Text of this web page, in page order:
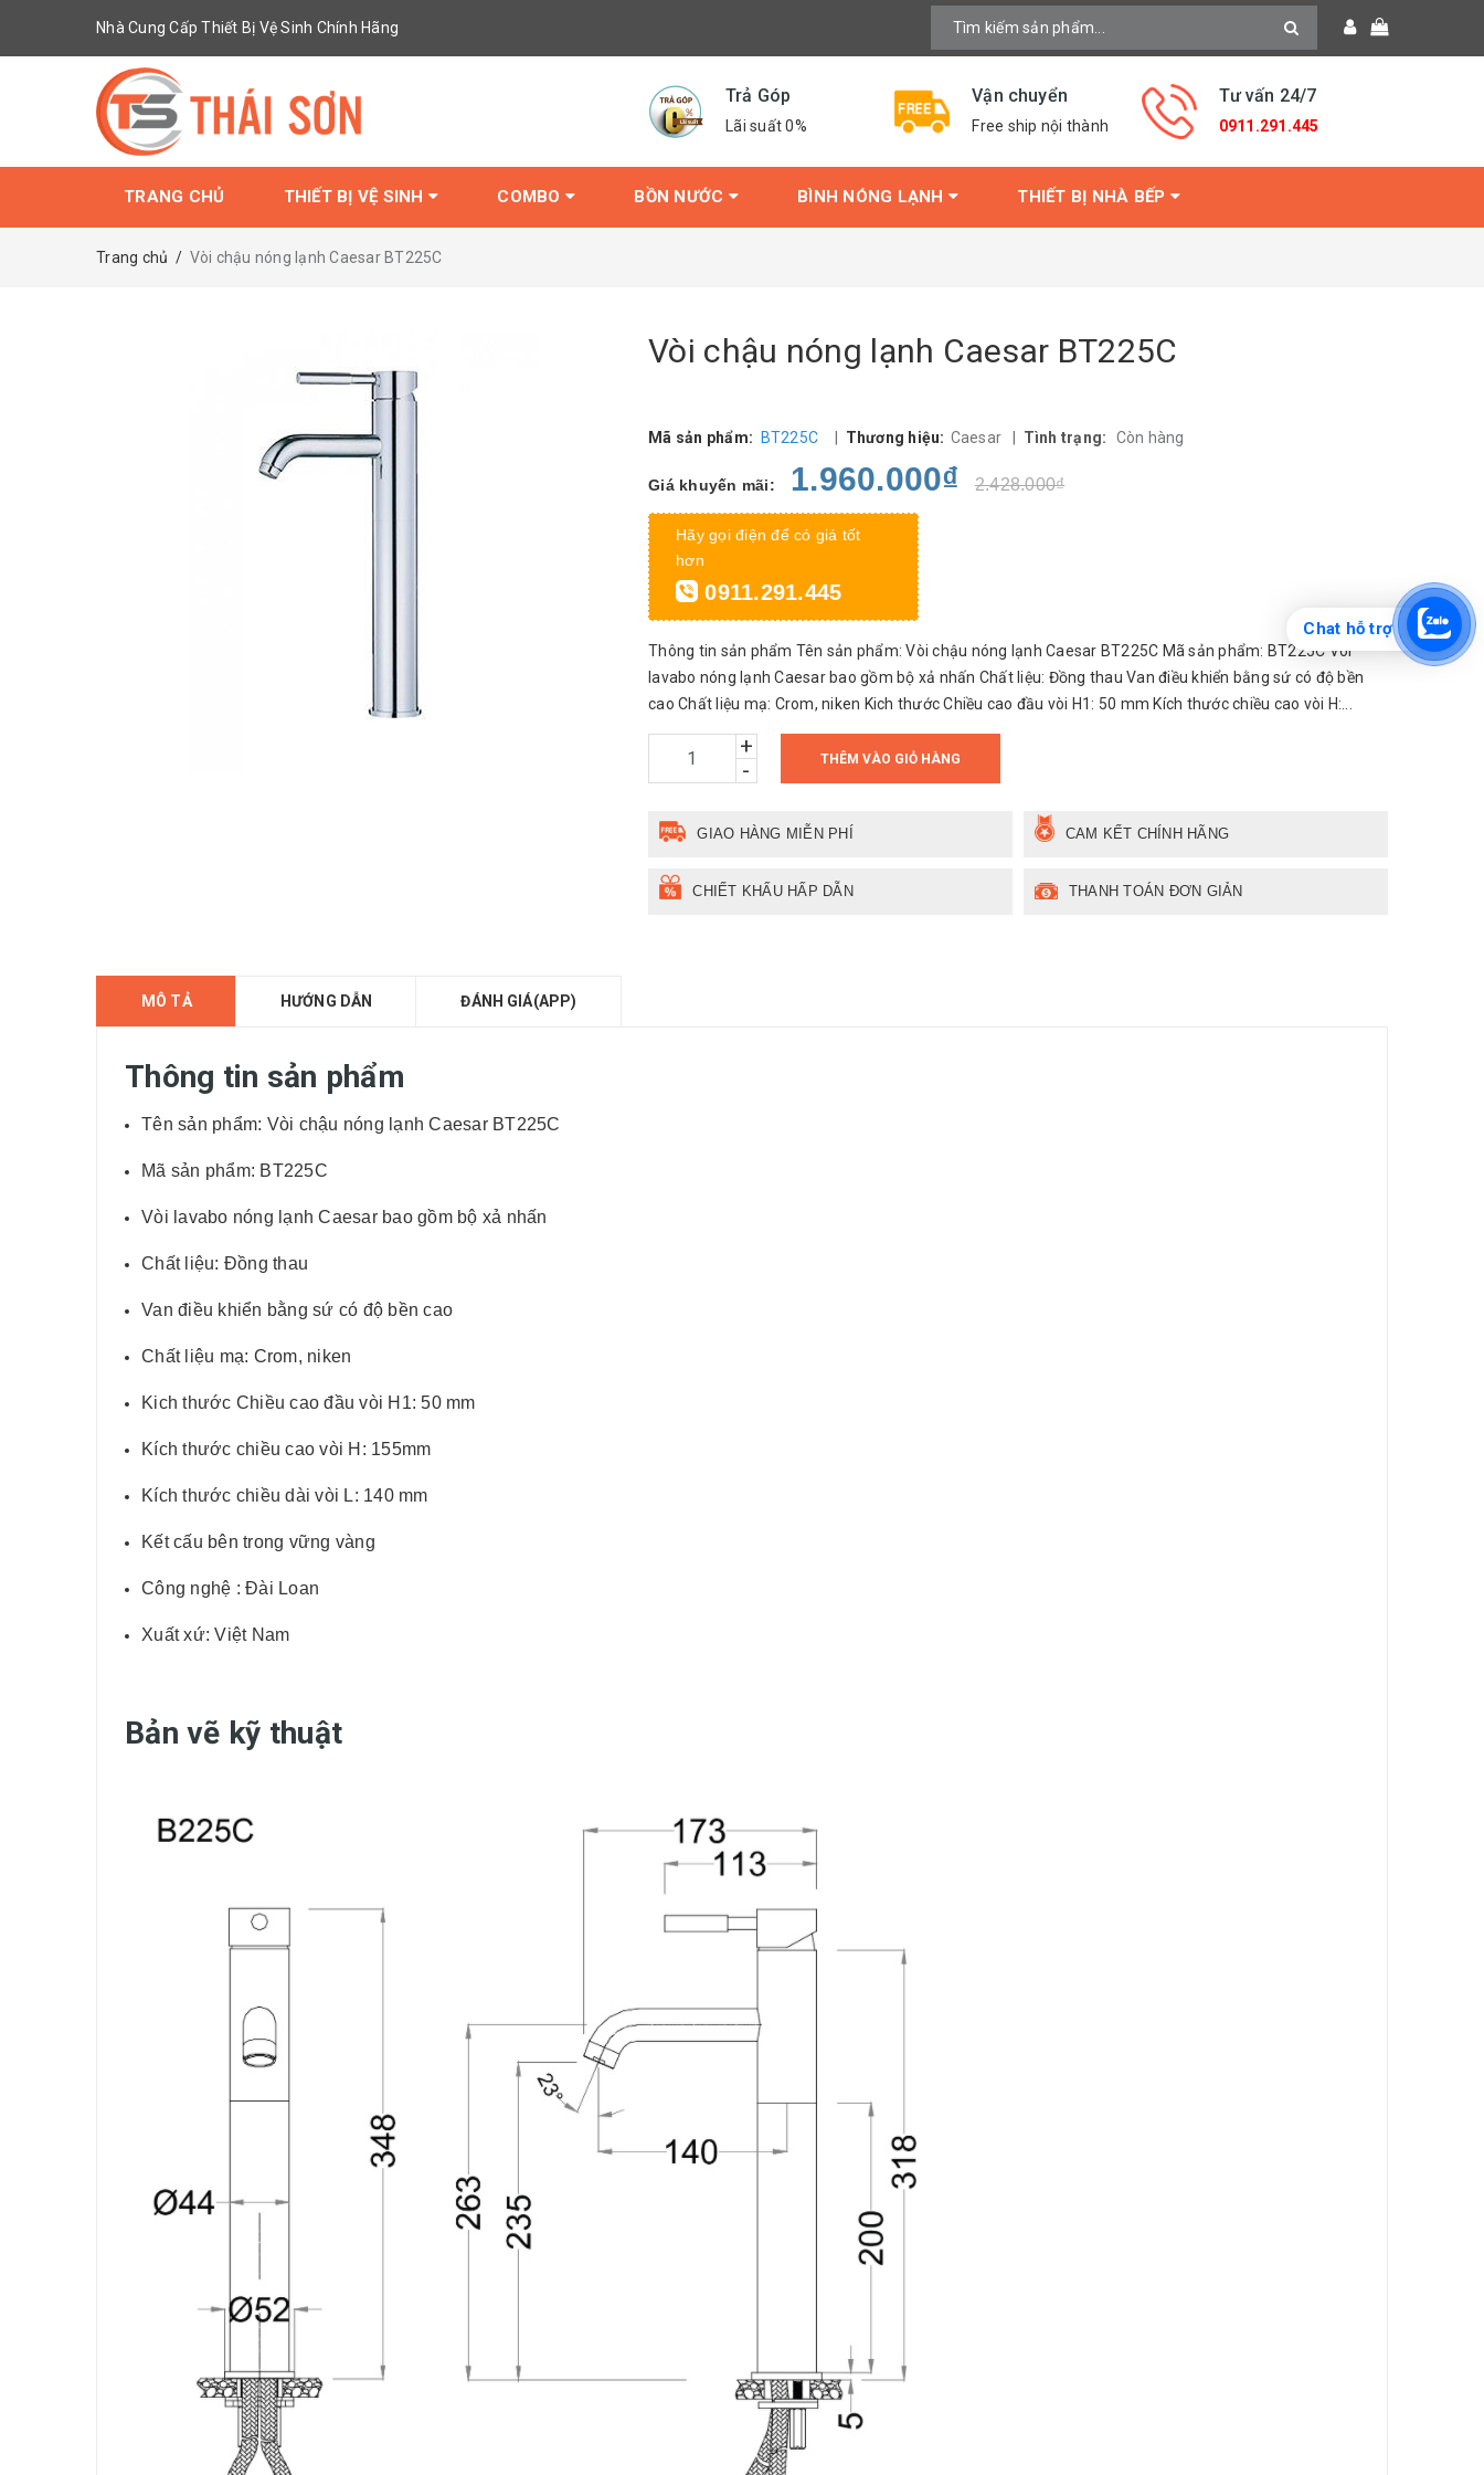
Nhà Cung Cấp Thiết Bị Vệ Sinh Chính Hãng
Trả Góp
Lãi suất 0%
Vận chuyển
Free ship nội thành
Tư vấn 24/7
0911.291.445
TRANG CHỦ THIẾT BỊ VỆ SINH COMBO BỒN NƯỚC BÌNH NÓNG LẠNH THIẾT BỊ NHÀ BẾP
Trang chủ / Vòi chậu nóng lạnh Caesar BT225C
Vòi chậu nóng lạnh Caesar BT225C
Mã sản phẩm: BT225C Thương hiệu: Caesar Tình trạng: Còn hàng
Giá khuyến mãi: 1.960.000₫ 2.428.000₫
Hãy gọi điện để có giá tốt
hơn
0911.291.445
Thông tin sản phẩm Tên sản phẩm: Vòi chậu nóng lạnh Caesar BT225C Mã sản phẩm: BT225C Vòi
lavabo nóng lạnh Caesar bao gồm bộ xả nhấn Chất liệu: Đồng thau Van điều khiển bằng sứ có độ bền
cao Chất liệu mạ: Crom, niken Kich thước Chiều cao đầu vòi H1: 50 mm Kích thước chiều cao vòi H:...
+
-
THÊM VÀO GIỎ HÀNG
GIAO HÀNG MIỄN PHÍ CAM KẾT CHÍNH HÃNG
CHIẾT KHẤU HẤP DẪN THANH TOÁN ĐƠN GIẢN
MÔ TẢ HƯỚNG DẪN ĐÁNH GIÁ(APP)
Thông tin sản phẩm
Tên sản phẩm: Vòi chậu nóng lạnh Caesar BT225C
Mã sản phẩm: BT225C
Vòi lavabo nóng lạnh Caesar bao gồm bộ xả nhấn
Chất liệu: Đồng thau
Van điều khiển bằng sứ có độ bền cao
Chất liệu mạ: Crom, niken
Kich thước Chiều cao đầu vòi H1: 50 mm
Kích thước chiều cao vòi H: 155mm
Kích thước chiều dài vòi L: 140 mm
Kết cấu bên trong vững vàng
Công nghệ : Đài Loan
Xuất xứ: Việt Nam
Bản vẽ kỹ thuật
Chat hỗ trợ